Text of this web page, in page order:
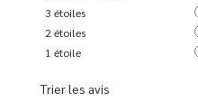
3 étoiles
2 étoiles
1 étoile
Trier les avis